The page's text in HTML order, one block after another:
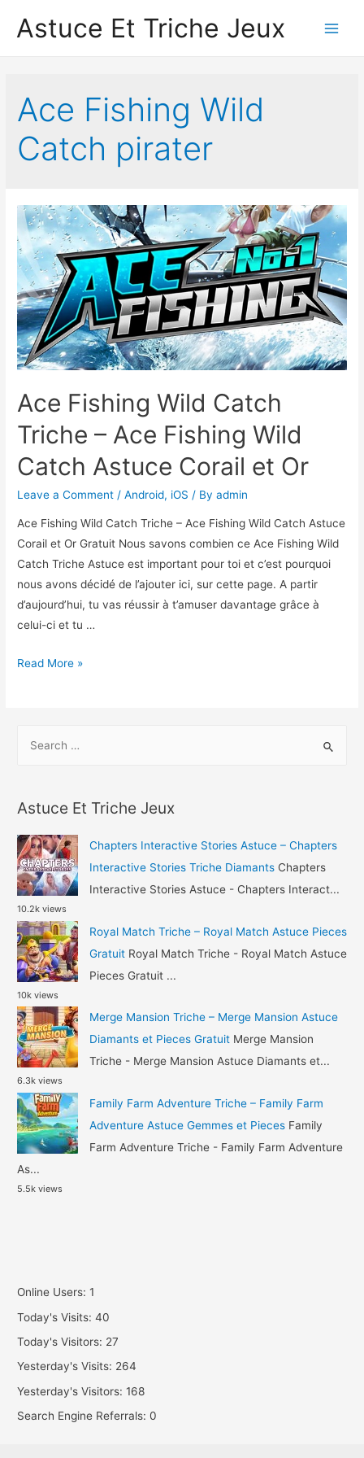
Astuce Et Triche Jeux
Ace Fishing Wild
Catc‪h‬ pirater
Ace Fishing Wild Catch
Triche – Ace Fishing Wild
Catch Astuce Corail et Or
Leave a Comment /Android, iOS / Byadmin
Ace Fishing Wild Catch Triche – Ace Fishing Wild Catch Astuce
Corail et Or Gratuit Nous savons combien ce Ace Fishing Wild
Catch Triche Astuce est important pour toi et c’est pourquoi
nous avons décidé de l’ajouter ici, sur cette page. A partir
d’aujourd’hui, tu vas réussir à t’amuser davantage grâce à
celui-ci et tu …
Ace
Triche
Fishing
Catch
Astuce
Corail
et
Or
Read More »
h
f
o
r
:
Astuce Et Triche Jeux
Chapters Interactive Stories Astuce – Chapters
Interactive Stories Triche Diamants Chapters
Interactive Stories Astuce - Chapters Interact...
10.2k views
Royal Match Triche – Royal Match Astuce Pieces
Gratuit Royal Match Triche - Royal Match Astuce
Pieces Gratuit ...
10k views
Merge Mansion Triche – Merge Mansion Astuce
Diamants et Pieces Gratuit Merge Mansion
Triche - Merge Mansion Astuce Diamants et...
6.3k views
Family Farm Adventure Triche – Family Farm
Adventure Astuce Gemmes et Pieces Family
Farm Adventure Triche - Family Farm Adventure
As...
5.5k views
Online Users:1
Today's Visits:40
Today's Visitors: 27
Yesterday's Visits: 264
Yesterday's Visitors:168
Search Engine Referrals:0